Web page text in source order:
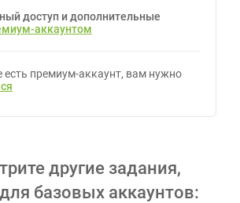
доступ и дополнительные
аккаунтом
есть премиум-аккаунт, вам нужно
другие задания,
базовых аккаунтов: